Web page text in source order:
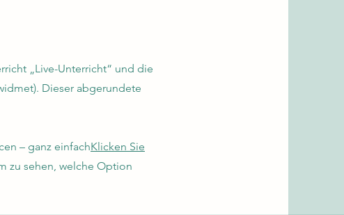
„Live-Unterricht“ und die
Dieser abgerundete
– ganz einfachKlicken Sie
zu sehen, welche Option